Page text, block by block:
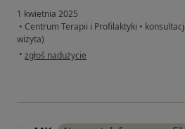
1 kwietnia 2025
• Centrum Terapii i Profilaktyki •
wizyta)
• w opinii użytkownika JL
zgłoś nadużycie